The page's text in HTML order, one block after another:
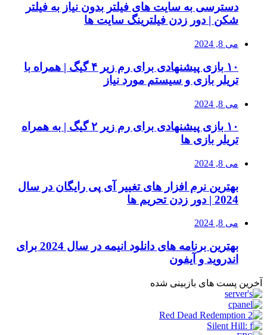
دسترسی به سایت های فیلتر بدون نیاز به فیلتر
شکن | دور زدن فیلترینگ سایت ها
می 8, 2024
۱۰ بازی پیشنهادی برای رم زیر ۴ گیگ | همراه با
تریلر بازی و سیستم مورد نیاز
می 8, 2024
۱۰ بازی پیشنهادی برای رم زیر ۲ گیگ | به همراه
تریلر بازی ها
می 8, 2024
بهترین نرم افزار های تغییر آی پی رایگان در سال
2024 | دور زدن تحریم ها
می 8, 2024
بهترین برنامه های دانلود انیمه در سال 2024 برای
اندروید و آیفون
آخرین پست های بازبینی شده